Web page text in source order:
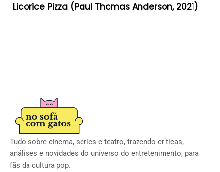
Licorice Pizza (Paul Thomas Anderson, 2021)
Tudo sobre cinema, séries e teatro, trazendo críticas,
análises e novidades do universo do entretenimento, para
fãs da cultura pop.